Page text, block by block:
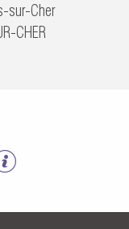
sur-Cher
CHER